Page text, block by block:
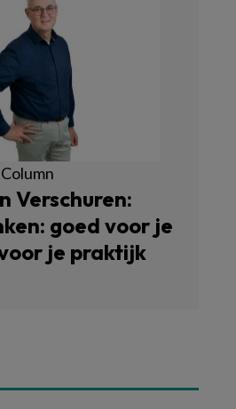
Verschuren:
goed voor je
je praktijk